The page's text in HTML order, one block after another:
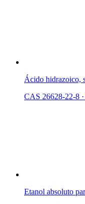
Ácido hidrazoico,
CAS 26628-22-8 ·
Etanol absoluto